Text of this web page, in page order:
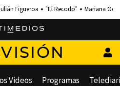
Figueroa "El Recodo" Mariana
Videos Programas